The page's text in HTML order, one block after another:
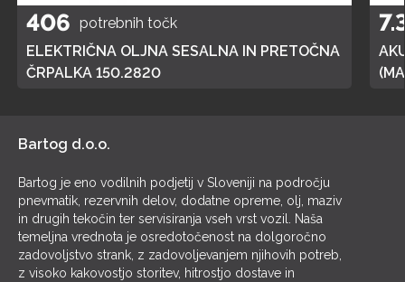
406 potrebnih točk
ELEKTRIČNA OLJNA SESALNA IN PRETOČNA
ČRPALKA 150.2820
Bartog d.o.o.
Bartog je eno vodilnih podjetij v Sloveniji na področju
pnevmatik, rezervnih delov, dodatne opreme, olj, maziv
in drugih tekočin ter servisiranja vseh vrst vozil. Naša
temeljna vrednota je osredotočenost na dolgoročno
zadovoljstvo strank, z zadovoljevanjem njihovih potreb,
z visoko kakovostjo storitev, hitrostjo dostave in